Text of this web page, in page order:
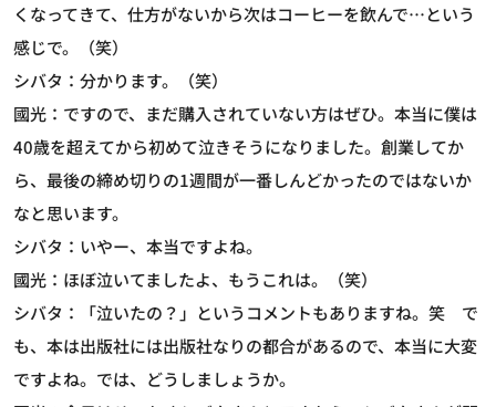
くなってきて、仕方がないから次はコーヒーを飲んで…という
感じで。（笑）
シバタ：分かります。（笑）
國光：ですので、まだ購入されていない方はぜひ。本当に僕は
40歳を超えてから初めて泣きそうになりました。創業してか
ら、最後の締め切りの1週間が一番しんどかったのではないか
なと思います。
シバタ：いやー、本当ですよね。
國光：ほぼ泣いてましたよ、もうこれは。（笑）
シバタ：「泣いたの？」というコメントもありますね。笑 で
も、本は出版社には出版社なりの都合があるので、本当に大変
ですよね。では、どうしましょうか。